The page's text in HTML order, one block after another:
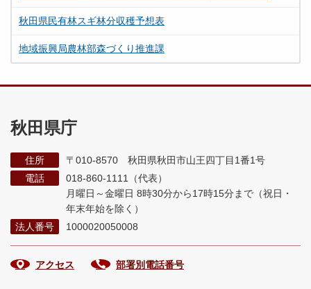
秋田県民有林スギ林分収穫予想表
地域振興局農林部森づくり推進課
秋田県庁
住所
〒010-8570 秋田県秋田市山王四丁目1番1号
電話
018-860-1111（代表）
月曜日～金曜日 8時30分から17時15分まで （祝日・
年末年始を除く）
法人番号
1000020050008
アクセス 部署別電話番号